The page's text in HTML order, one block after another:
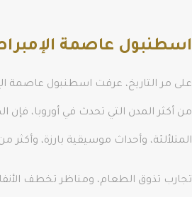
اسطنبول عاصمة
على مر التاريخ، عرفت اسطنبول عاصمة
من أكثر المدن التي تحدث في أوروبا،
المتلألئة، وأحداث موسيقية بارزة،
تجارب تذوق الطعام، ومناظر تخطف